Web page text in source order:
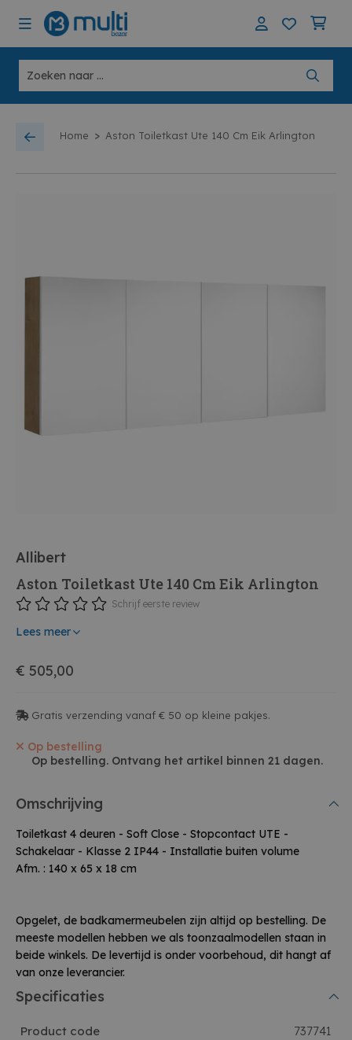
Home > Aston Toiletkast Ute 140 Cm Eik Arlington
Allibert
Aston Toiletkast Ute 140 Cm Eik Arlington
Schrijf eerste review
Lees meer
€ 505,00
Gratis verzending vanaf € 50 op kleine pakjes.
Op bestelling
Op bestelling. Ontvang het artikel binnen 21 dagen.
Omschrijving
Toiletkast 4 deuren - Soft Close - Stopcontact UTE -
Schakelaar - Klasse 2 IP44 - Installatie buiten volume
Afm. : 140 x 65 x 18 cm
Opgelet, de badkamermeubelen zijn altijd op bestelling. De
meeste modellen hebben we als toonzaalmodellen staan in
beide winkels. De levertijd is onder voorbehoud, dit hangt af
van onze leverancier.
Specificaties
Product code
737741